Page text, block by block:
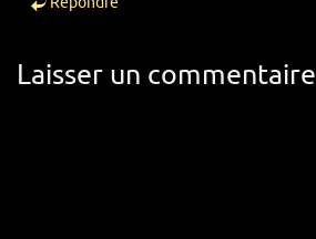
Laisser un commentaire